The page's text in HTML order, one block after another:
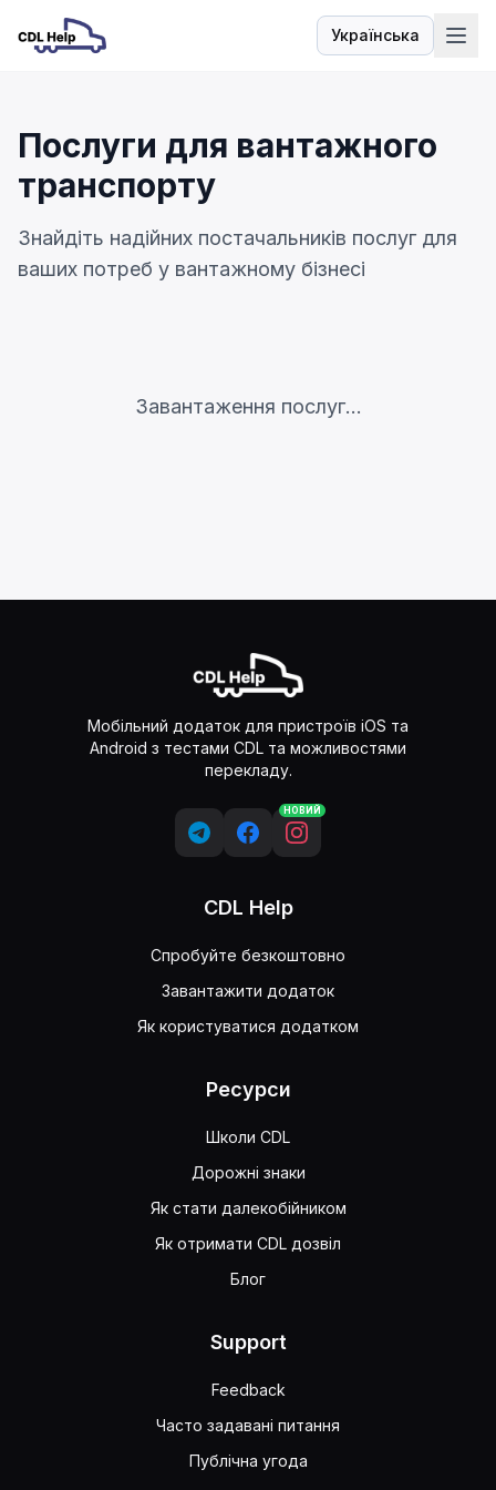
Українська
Мова
Послуги для вантажного
транспорту
Знайдіть надійних постачальників послуг для
ваших потреб у вантажному бізнесі
Завантаження послуг...
Мобільний додаток для пристроїв iOS та
Android з тестами CDL та можливостями
перекладу.
НОВИЙ
CDL Help
Спробуйте безкоштовно
Завантажити додаток
Як користуватися додатком
Ресурси
Школи CDL
Дорожні знаки
Як стати далекобійником
Як отримати CDL дозвіл
Блог
Support
Feedback
Часто задавані питання
Публічна угода